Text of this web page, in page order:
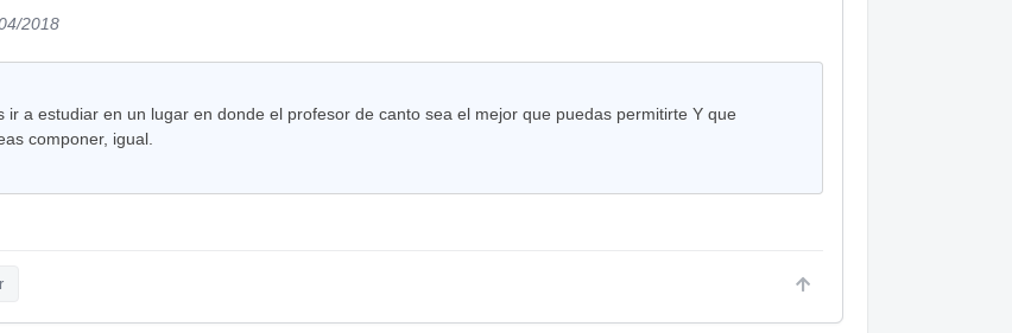
2018
ir a estudiar en un lugar en donde el profesor de canto sea el mejor que puedas permitirte Y que
componer, igual.